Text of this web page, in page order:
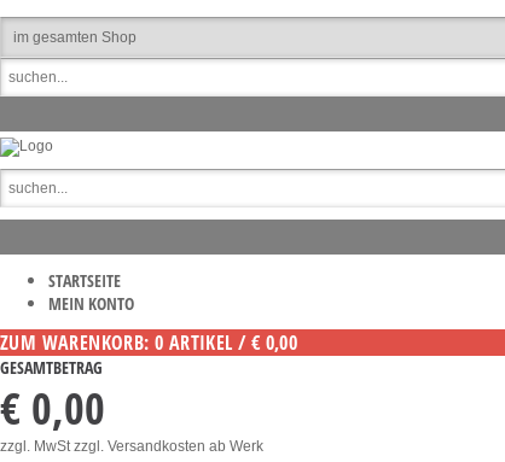
STARTSEITE
MEIN KONTO
ZUM WARENKORB: 0 ARTIKEL / € 0,00
GESAMTBETRAG
€ 0,00
zzgl. MwSt zzgl. Versandkosten ab Werk